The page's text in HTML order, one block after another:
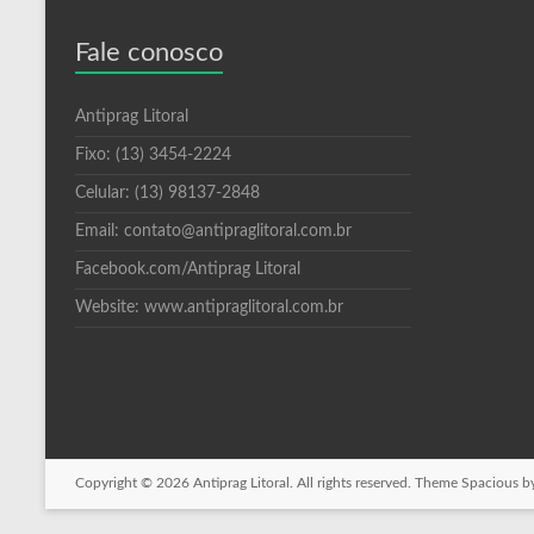
Fale conosco
Antiprag Litoral
Fixo: (13) 3454-2224
Celular: (13) 98137-2848
Email: contato@antipraglitoral.com.br
Facebook.com/Antiprag Litoral
Website: www.antipraglitoral.com.br
Copyright © 2026 Antiprag Litoral . All rights reserved. Theme Spacious